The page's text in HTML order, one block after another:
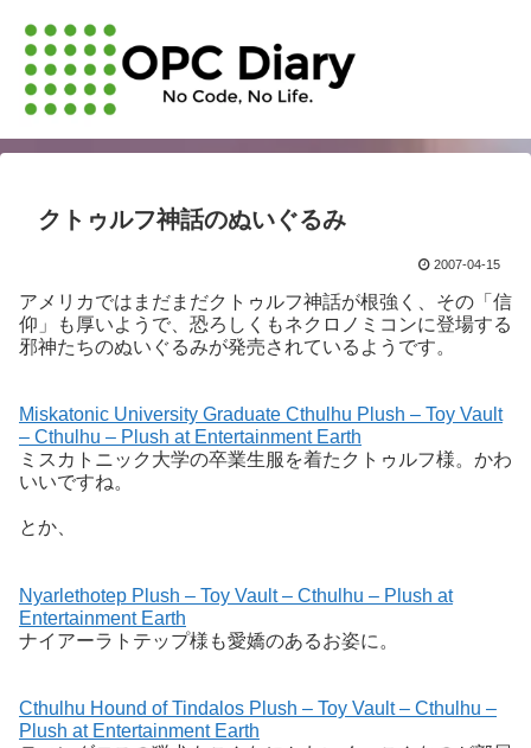
クトゥルフ神話のぬいぐるみ
2007-04-15
アメリカではまだまだクトゥルフ神話が根強く、その「信
仰」も厚いようで、恐ろしくもネクロノミコンに登場する
邪神たちのぬいぐるみが発売されているようです。
Miskatonic University Graduate Cthulhu Plush – Toy Vault
– Cthulhu – Plush at Entertainment Earth
ミスカトニック大学の卒業生服を着たクトゥルフ様。かわ
いいですね。
とか、
Nyarlethotep Plush – Toy Vault – Cthulhu – Plush at
Entertainment Earth
ナイアーラトテップ様も愛嬌のあるお姿に。
Cthulhu Hound of Tindalos Plush – Toy Vault – Cthulhu –
Plush at Entertainment Earth